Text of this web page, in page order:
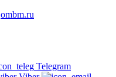
ombm.ru
Telegram